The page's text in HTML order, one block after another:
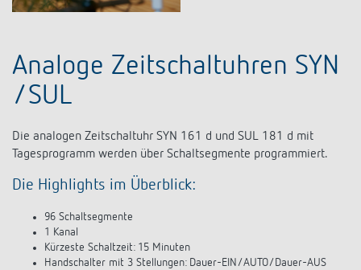
Analoge Zeitschaltuhren SYN
/SUL
Die analogen Zeitschaltuhr SYN 161 d und SUL 181 d mit
Tagesprogramm werden über Schaltsegmente programmiert.
Die Highlights im Überblick:
96 Schaltsegmente
1 Kanal
Kürzeste Schaltzeit: 15 Minuten
Handschalter mit 3 Stellungen: Dauer-EIN/AUTO/Dauer-AUS